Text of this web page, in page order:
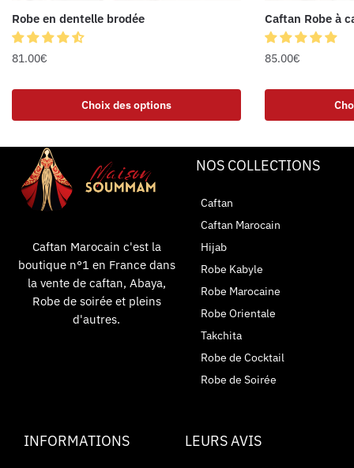
Robe en dentelle brodée
81.00€
Choix des options
Caftan Robe à
85.00€
Caftan Marocain c'est la
boutique n°1 en France dans
la vente de caftan, Abaya,
Robe de soirée et pleins
d'autres.
NOS COLLECTIONS
Caftan
Caftan Marocain
Hijab
Robe Kabyle
Robe Marocaine
Robe Orientale
Takchita
Robe de Cocktail
Robe de Soirée
INFORMATIONS LEURS AVIS